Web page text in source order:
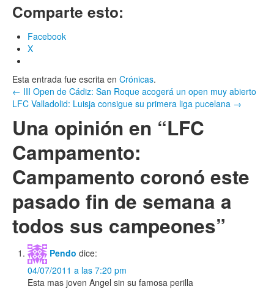
Comparte esto:
Facebook
X
Esta entrada fue escrita en Crónicas.
Navegación
por
entrada
← III Open de Cádiz: San Roque acogerá un open muy abierto
LFC Valladolid: Luisja consigue su primera liga pucelana →
Una opinión en “LFC
Campamento:
Campamento coronó este
pasado fin de semana a
todos sus campeones”
Pendo dice:
04/07/2011 a las 7:20 pm
Esta mas joven Angel sin su famosa perilla